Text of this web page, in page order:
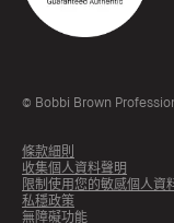
© Bobbi Brown
條款細則
收集個人資料聲明
限制使用您的敏感個人資
私穩政策
無障礙功能